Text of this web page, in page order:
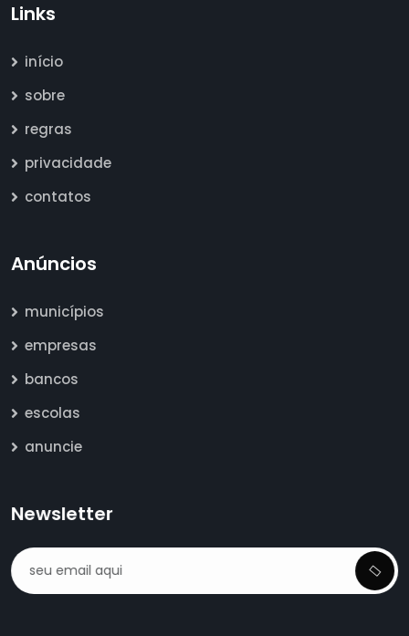
Links
início
sobre
regras
privacidade
contatos
Anúncios
municípios
empresas
bancos
escolas
anuncie
Newsletter